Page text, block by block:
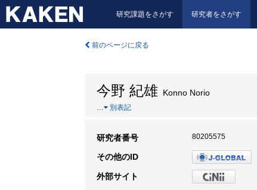
研究課題をさがす 研究者をさがす
前のページに戻る
今野 紀雄 Konno Norio
… 別表記
研究者番号 80205575
その他のID
外部サイト